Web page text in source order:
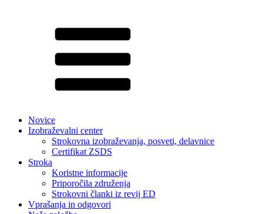
Novice
Izobraževalni center
Strokovna izobraževanja, posveti, delavnice
Certifikat ZSDS
Stroka
Koristne informacije
Priporočila združenja
Strokovni članki iz revij ED
Vprašanja in odgovori